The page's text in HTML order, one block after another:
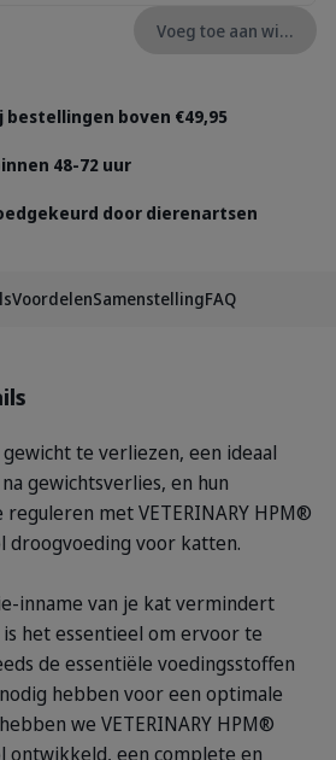
Voeg toe aan
boven €49,95
48-72 uur
door dierenartsen
VoordelenSamenstellingFAQ
te verliezen, een ideaal
gewichtsverlies, en hun
met VETERINARY HPM®
droogvoeding voor katten.
inname van je kat vermindert
het essentieel om ervoor te
de essentiële voedingsstoffen
hebben voor een optimale
we VETERINARY HPM®
ontwikkeld, een complete en